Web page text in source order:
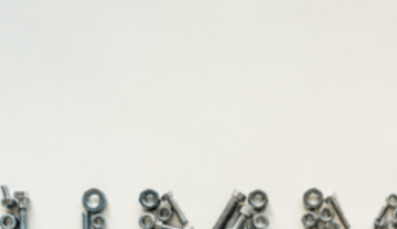
12,50 €